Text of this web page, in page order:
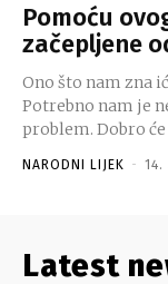
Pomoću
začepljene
Ono što nam zna
Potrebno nam je
problem. Dobro će
NARODNI LIJEK - 14.
Latest